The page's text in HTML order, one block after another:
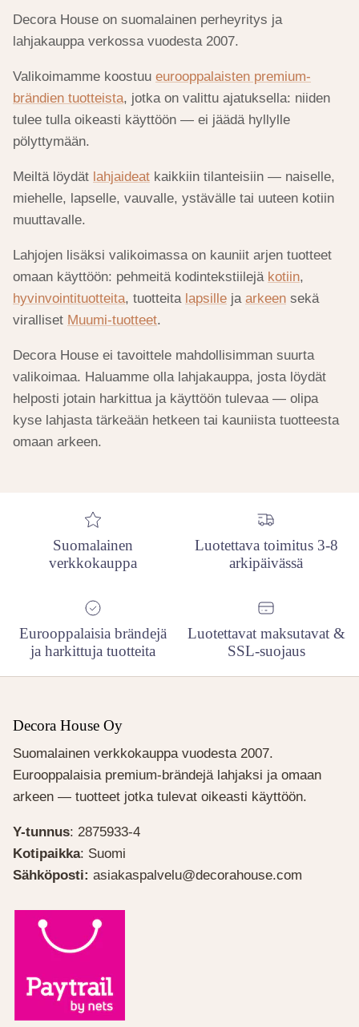
Decora House on suomalainen perheyritys ja
lahjakauppa verkossa vuodesta 2007.
Valikoimamme koostuu eurooppalaisten premium-
brändien tuotteista, jotka on valittu ajatuksella: niiden
tulee tulla oikeasti käyttöön — ei jäädä hyllylle
pölyttymään.
Meiltä löydät lahjaideat kaikkiin tilanteisiin — naiselle,
miehelle, lapselle, vauvalle, ystävälle tai uuteen kotiin
muuttavalle.
Lahjojen lisäksi valikoimassa on kauniit arjen tuotteet
omaan käyttöön: pehmeitä kodintekstiilejä kotiin,
hyvinvointituotteita, tuotteita lapsille ja arkeen sekä
viralliset Muumi-tuotteet.
Decora House ei tavoittele mahdollisimman suurta
valikoimaa. Haluamme olla lahjakauppa, josta löydät
helposti jotain harkittua ja käyttöön tulevaa — olipa
kyse lahjasta tärkeään hetkeen tai kauniista tuotteesta
omaan arkeen.
Suomalainen
verkkokauppa
Luotettava toimitus 3-8
arkipäivässä
Eurooppalaisia brändejä
ja harkittuja tuotteita
Luotettavat maksutavat &
SSL-suojaus
Decora House Oy
Suomalainen verkkokauppa vuodesta 2007.
Eurooppalaisia premium-brändejä lahjaksi ja omaan
arkeen — tuotteet jotka tulevat oikeasti käyttöön.
Y-tunnus: 2875933-4
Kotipaikka: Suomi
Sähköposti: asiakaspalvelu@decorahouse.com